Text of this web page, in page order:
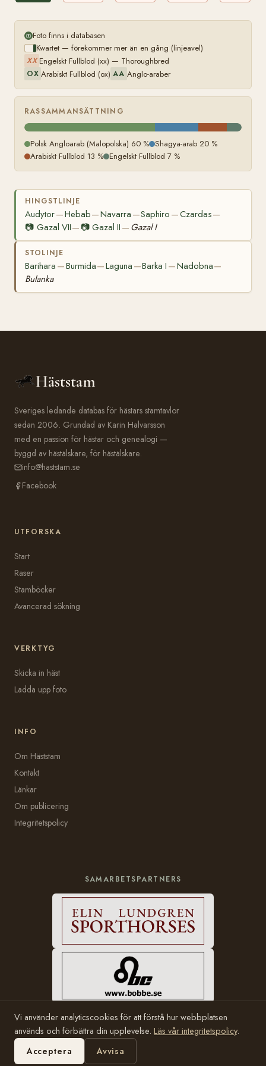
Foto finns i databasen
Kwartet — förekommer mer än en gång (linjeavel)
XX Engelskt Fullblod (xx) — Thoroughbred
OX Arabiskt Fullblod (ox) AA Anglo-araber
RASSAMMANSÄTTNING
Polsk Angloarab (Malopolska) 60 % Shagya-arab 20 %
Arabiskt Fullblod 13 % Engelskt Fullblod 7 %
HINGSTLINJE
Audytor—Hebab—Navarra —Saphiro —Czardas—
📷 Gazal VII— 📷Gazal II — Gazal I
STOLINJE
Barihara —Burmida—Laguna —Barka I —Nadobna—
Bulanka
Häststam
Sveriges ledande databas för hästars stamtavlor
sedan 2006. Grundad av Karin Halvarsson
med en passion för hästar och genealogi —
byggd av hästälskare, för hästälskare.
info@haststam.se
Facebook
UTFORSKA
Start
Raser
Stamböcker
Avancerad sökning
VERKTYG
Skicka in häst
Ladda upp foto
INFO
Om Häststam
Kontakt
Länkar
Om publicering
Integritetspolicy
SAMARBETSPARTNERS
© 2006–2026 Häststam.se · Grundad av Karin Halvarsson
Hosting:Bobbe Consulting
Vi använder analyticscookies för att förstå hur webbplatsen
används och förbättra din upplevelse. Läs vår integritetspolicy.
Acceptera
Avvisa